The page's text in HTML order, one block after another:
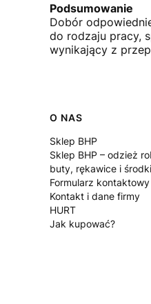
Podsumowanie
Dobór
do rodzaju pracy,
wynikający z
Linki w
O NAS
Sklep BHP
Sklep BHP – odzież
buty, rękawice i
Formularz kontaktowy
Kontakt i dane firmy
HURT
Jak kupować?